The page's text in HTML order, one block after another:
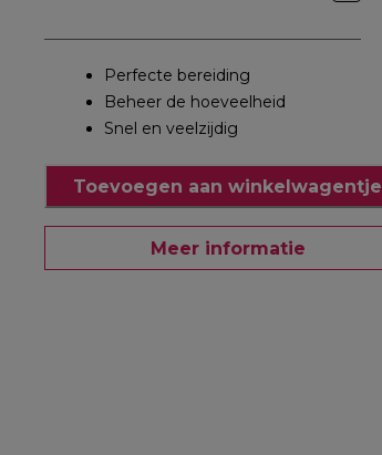
Perfecte bereiding
Beheer de hoeveelheid
Snel en veelzijdig
Toevoegen aan winkelwagentje
Meer informatie